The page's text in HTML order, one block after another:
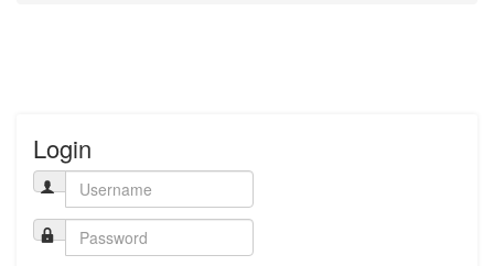
Login